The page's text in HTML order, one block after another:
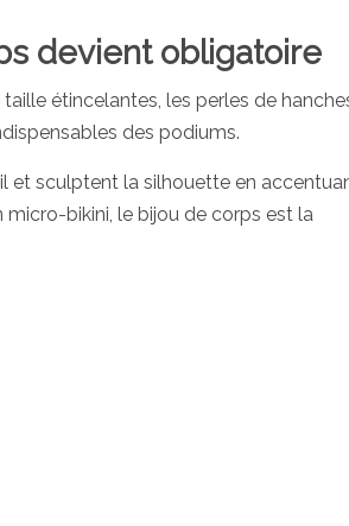
devient obligatoire
étincelantes, les perles de
des podiums.
et sculptent la silhouette en
micro-bikini, le bijou de corps est la